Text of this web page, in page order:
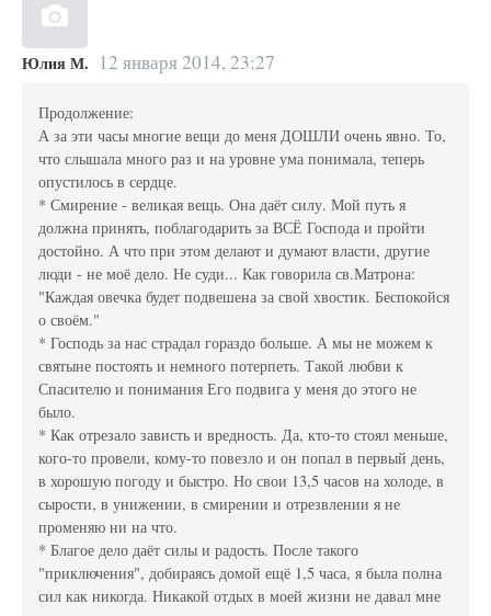
Юлия М. 12 января 2014, 23:27
Продолжение:
А за эти часы многие вещи до меня ДОШЛИ очень явно. То,
что слышала много раз и на уровне ума понимала, теперь
опустилось в сердце.
* Смирение - великая вещь. Она даёт силу. Мой путь я
должна принять, поблагодарить за ВСЁ Господа и пройти
достойно. А что при этом делают и думают власти, другие
люди - не моё дело. Не суди... Как говорила св.Матрона:
"Каждая овечка будет подвешена за свой хвостик. Беспокойся
о своём."
* Господь за нас страдал гораздо больше. А мы не можем к
святыне постоять и немного потерпеть. Такой любви к
Спасителю и понимания Его подвига у меня до этого не
было.
* Как отрезало зависть и вредность. Да, кто-то стоял меньше,
кого-то провели, кому-то повезло и он попал в первый день,
в хорошую погоду и быстро. Но свои 13,5 часов на холоде, в
сырости, в унижении, в смирении и отрезвлении я не
променяю ни на что.
* Благое дело даёт силы и радость. После такого
"приключения", добираясь домой ещё 1,5 часа, я была полна
сил как никогда. Никакой отдых в моей жизни не давал мне